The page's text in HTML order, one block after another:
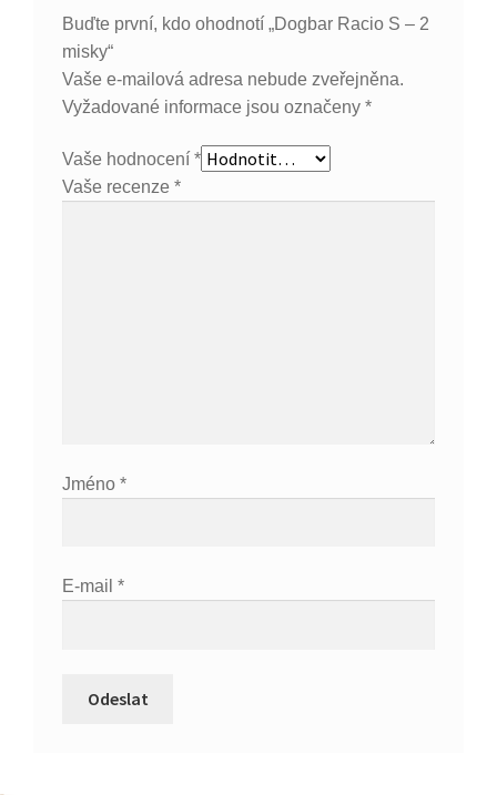
Buďte první, kdo ohodnotí „Dogbar Racio S – 2
misky“
Vaše e-mailová adresa nebude zveřejněna.
Vyžadované informace jsou označeny *
Vaše hodnocení *
Vaše recenze *
Jméno *
E-mail *